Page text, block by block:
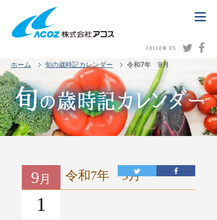
FOLLOW US
ホーム 旬の歳時記カレンダー 令和7年 9月
9 月
1
令和7年 9月